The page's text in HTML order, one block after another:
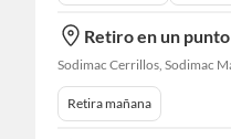
Retiro en un punto
Retira mañana